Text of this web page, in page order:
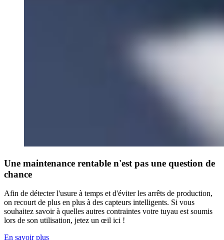
Une maintenance rentable n'est pas une question de
chance
Afin de détecter l'usure à temps et d'éviter les arrêts de production,
on recourt de plus en plus à des capteurs intelligents. Si vous
souhaitez savoir à quelles autres contraintes votre tuyau est soumis
lors de son utilisation, jetez un œil ici !
En savoir plus